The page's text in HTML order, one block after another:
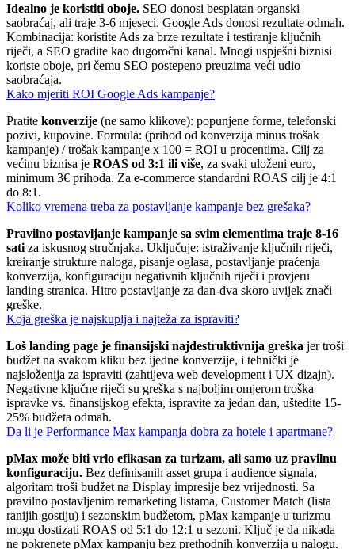
Idealno je koristiti oboje. SEO donosi besplatan organski
saobraćaj, ali traje 3-6 mjeseci. Google Ads donosi rezultate odmah.
Kombinacija: koristite Ads za brze rezultate i testiranje ključnih
riječi, a SEO gradite kao dugoročni kanal. Mnogi uspješni biznisi
koriste oboje, pri čemu SEO postepeno preuzima veći udio
saobraćaja.
Kako mjeriti ROI Google Ads kampanje?
Pratite konverzije (ne samo klikove): popunjene forme, telefonski
pozivi, kupovine. Formula: (prihod od konverzija minus trošak
kampanje) / trošak kampanje x 100 = ROI u procentima. Cilj za
većinu biznisa je ROAS od 3:1 ili više, za svaki uloženi euro,
minimum 3€ prihoda. Za e-commerce standardni ROAS cilj je 4:1
do 8:1.
Koliko vremena treba za postavljanje kampanje bez grešaka?
Pravilno postavljanje kampanje sa svim elementima traje 8-16
sati za iskusnog stručnjaka. Uključuje: istraživanje ključnih riječi,
kreiranje strukture naloga, pisanje oglasa, postavljanje praćenja
konverzija, konfiguraciju negativnih ključnih riječi i provjeru
landing stranica. Hitro postavljanje za dan-dva skoro uvijek znači
greške.
Koja greška je najskuplja i najteža za ispraviti?
Loš landing page je finansijski najdestruktivnija greška jer troši
budžet na svakom kliku bez ijedne konverzije, i tehnički je
najsloženija za ispraviti (zahtijeva web development i UX dizajn).
Negativne ključne riječi su greška s najboljim omjerom troška
ispravke vs. finansijskog efekta, ispravite za jedan dan, uštedite 15-
25% budžeta odmah.
Da li je Performance Max kampanja dobra za hotele i apartmane?
pMax može biti vrlo efikasan za turizam, ali samo uz pravilnu
konfiguraciju. Bez definisanih asset grupa i audience signala,
algoritam troši budžet na Display impresije bez vrijednosti. Sa
pravilno postavljenim remarketing listama, Customer Match (lista
ranijih gostiju) i sezonskim budžetom, pMax kampanje u turizmu
mogu dostizati ROAS od 5:1 do 12:1 u sezoni. Ključ je da nikada
ne pokrenete pMax kampanju bez prethodnih konverzija u nalogu.